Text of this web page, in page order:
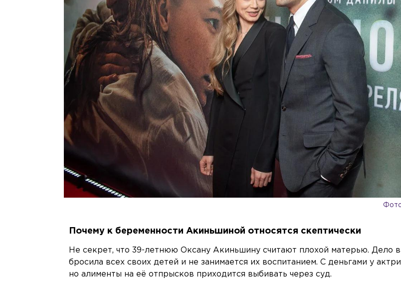
Почему к беременности Акиньшиной относятся скептически
Не секрет, что 39-летнюю Оксану Акиньшину считают плохой матерью. Дело в
бросила всех своих детей и не занимается их воспитанием. С деньгами у
но алименты на её отпрысков приходится выбивать через суд.